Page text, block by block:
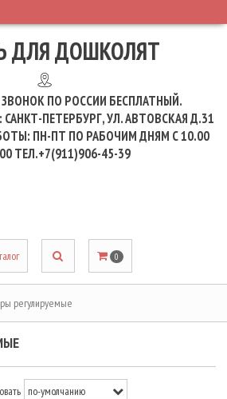
ДЛЯ ДОШКОЛЯТ
ЗВОНОК ПО РОССИИ БЕСПЛАТНЫЙ.
ПЕТЕРБУРГ, УЛ. АВТОВСКАЯ Д.31
ПН-ПТ ПО РАБОЧИМ ДНЯМ С 10.00
ТЕЛ.+7(911)906-45-39
0
регулируемые